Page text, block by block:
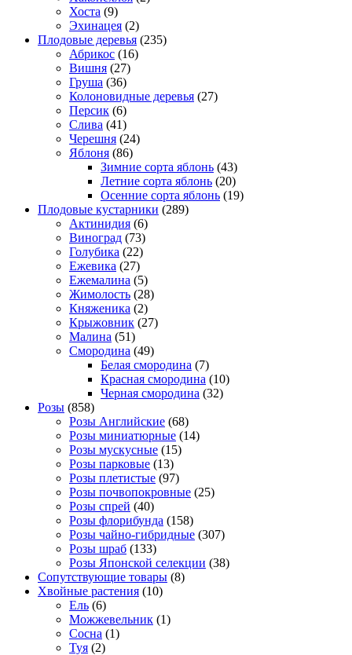
Хоста (9)
Эхинацея (2)
Плодовые деревья (235)
Абрикос (16)
Вишня (27)
Груша (36)
Колоновидные деревья (27)
Персик (6)
Слива (41)
Черешня (24)
Яблоня (86)
Зимние сорта яблонь (43)
Летние сорта яблонь (20)
Осенние сорта яблонь (19)
Плодовые кустарники (289)
Актинидия (6)
Виноград (73)
Голубика (22)
Ежевика (27)
Ежемалина (5)
Жимолость (28)
Княженика (2)
Крыжовник (27)
Малина (51)
Смородина (49)
Белая смородина (7)
Красная смородина (10)
Черная смородина (32)
Розы (858)
Розы Английские (68)
Розы миниатюрные (14)
Розы мускусные (15)
Розы парковые (13)
Розы плетистые (97)
Розы почвопокровные (25)
Розы спрей (40)
Розы флорибунда (158)
Розы чайно-гибридные (307)
Розы шраб (133)
Розы Японской селекции (38)
Сопутствующие товары (8)
Хвойные растения (10)
Ель (6)
Можжевельник (1)
Сосна (1)
Туя (2)